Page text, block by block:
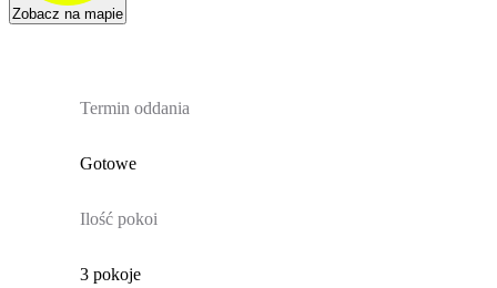
Zobacz na mapie
Termin oddania
Gotowe
Ilość pokoi
3 pokoje